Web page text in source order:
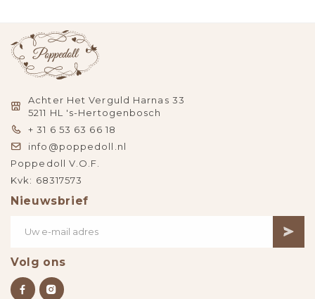
Achter Het Verguld Harnas 33
5211 HL 's-Hertogenbosch
+ 31 6 53 63 66 18
info@poppedoll.nl
Poppedoll V.O.F.
Kvk: 68317573
Nieuwsbrief
Volg ons